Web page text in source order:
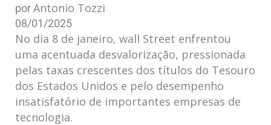
por⁢Antonio ​Tozzi
08/01/2025
No dia 8 de janeiro, wall Street enfrentou
uma acentuada desvalorização, pressionada
pelas taxas crescentes dos títulos ⁢do Tesouro
dos Estados Unidos e pelo desempenho
insatisfatório de importantes empresas de
tecnologia.